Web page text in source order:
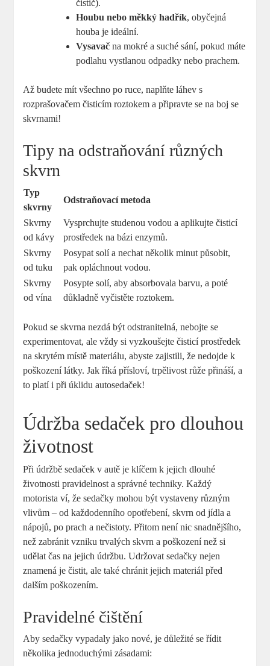
čistič).
Houbu nebo měkký hadřík, obyčejná
houba je ideální.
Vysavač na mokré a suché sání, pokud máte
podlahu vystlanou odpadky nebo prachem.
Až budete mít všechno po ruce, naplňte láhev s
rozprašovačem čisticím roztokem a připravte se na boj se
skvrnami!
Tipy na odstraňování různých
skvrn
Typ
skvrny
Odstraňovací metoda
Skvrny
od kávy
Vysprchujte studenou vodou a aplikujte čisticí
prostředek na bázi enzymů.
Skvrny
od tuku
Posypat solí a nechat několik minut působit,
pak opláchnout vodou.
Skvrny
od vína
Posypte solí, aby absorbovala barvu, a poté
důkladně vyčistěte roztokem.
Pokud se skvrna nezdá být odstranitelná, nebojte se
experimentovat, ale vždy si vyzkoušejte čisticí prostředek
na skrytém místě materiálu, abyste zajistili, že nedojde k
poškození látky. Jak říká přísloví, trpělivost růže přináší, a
to platí i při úklidu autosedaček!
Údržba sedaček pro dlouhou
životnost
Při údržbě sedaček v autě je klíčem k jejich dlouhé
životnosti pravidelnost a správné techniky. Každý
motorista ví, že sedačky mohou být vystaveny různým
vlivům – od každodenního opotřebení, skvrn od jídla a
nápojů, po prach a nečistoty. Přitom není nic snadnějšího,
než zabránit vzniku trvalých skvrn a poškození než si
udělat čas na jejich údržbu. Udržovat sedačky nejen
znamená je čistit, ale také chránit jejich materiál před
dalším poškozením.
Pravidelné čištění
Aby sedačky vypadaly jako nové, je důležité se řídit
několika jednoduchými zásadami: